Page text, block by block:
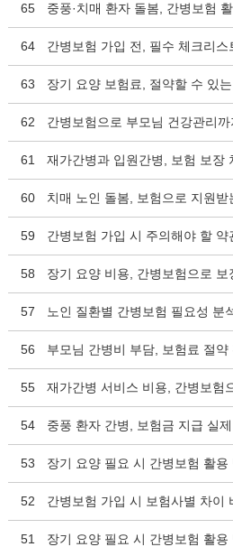
65 중풍·치매 환자 돌봄, 간병보험
64 간병보험 가입 전, 필수 체크리스
63 장기 요양 보험료, 절약할 수 있는
62 간병보험으로 부모님 건강관리까
61 재가간병과 입원간병, 보험 보장
60 치매 노인 돌봄, 보험으로 지원받
59 간병보험 가입 시 주의해야 할 약
58 장기 요양 비용, 간병보험으로 보
57 노인 질환별 간병보험 필요성 분
56 부모님 간병비 부담, 보험료 절약
55 재가간병 서비스 비용, 간병보험
54 중풍 환자 간병, 보험금 지급 실
53 장기 요양 필요 시 간병보험 활용
52 간병보험 가입 시 보험사별 차이
51 장기 요양 필요 시 간병보험 활용